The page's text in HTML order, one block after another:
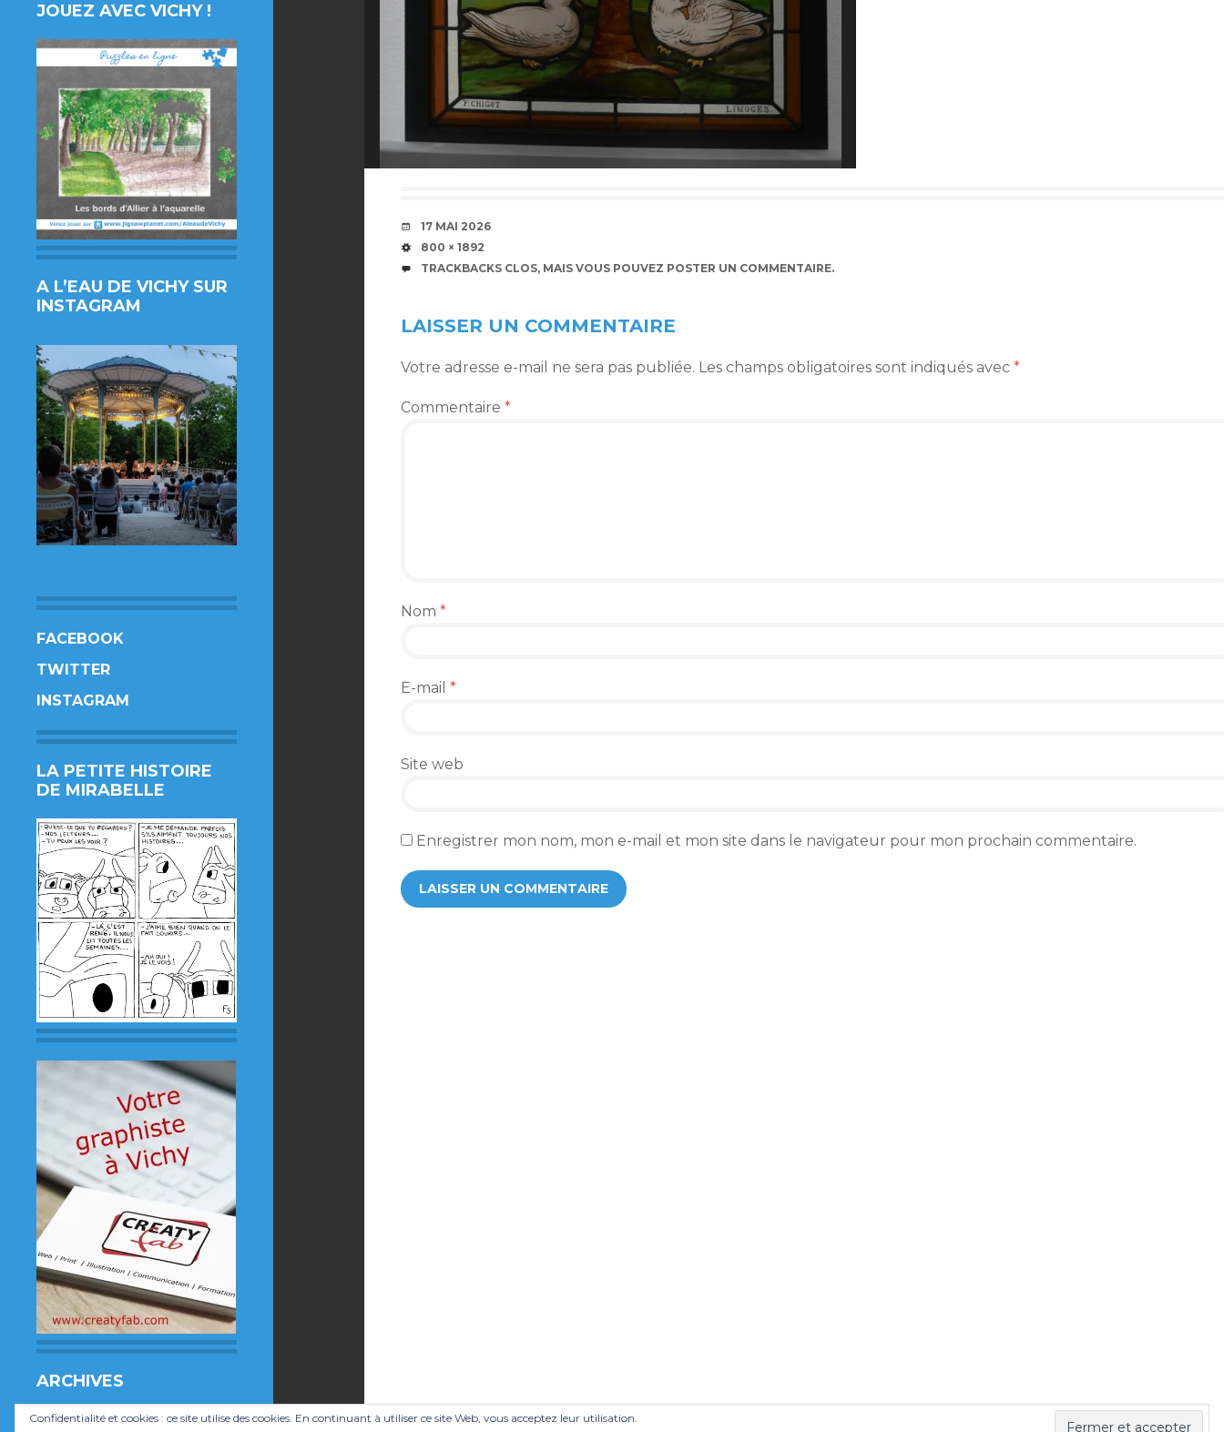
JOUEZ AVEC VICHY !
A L’EAU DE VICHY SUR
INSTAGRAM
FACEBOOK
TWITTER
INSTAGRAM
LA PETITE HISTOIRE
DE MIRABELLE
ARCHIVES
Archives
DATE
17 MAI 2026
TAILLE
800 × 1892
TRACKBACKS CLOS, MAIS VOUS POUVEZ POSTER UN COMMENTAIRE.
LAISSER UN COMMENTAIRE
Votre adresse e-mail ne sera pas publiée. Les champs obligatoires sont indiqués avec *
Commentaire *
Nom *
E-mail *
Site web
Enregistrer mon nom, mon e-mail et mon site dans le navigateur pour mon prochain commentaire.
Confidentialité et cookies : ce site utilise des cookies. En continuant à utiliser ce site Web, vous acceptez leur utilisation.